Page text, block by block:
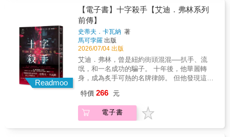
刻，非常完美而又結構完整的一套小說！不能
在搭公車時看，因為你會坐過站；不能在上班
時看，因為你會忘了工作；不能在夜裡看，因
為不知不覺間就天亮了。但絕對不能不看，錯
過它，再多的理由都不能原諒自己！ ──范立達
（新媒體從業員） 多重敘事線、多方人馬角
力、多面價值觀牴觸，作者置入活躍鮮明的人
物，放入緊張刺激的氛圍，塞入龐大壯闊的情
節，描繪著人類在瑞典特殊的歷史地位及社會
慢慢流淌而出的眼淚。 從《龍紋身的女孩》、
《玩火的女孩》至本書，感覺沒變，只是更有
氣魄。《直搗蜂窩的女孩》是一部由於繁複紛
演） 作者把一個具有叛逆個性，且對周遭、對
命運、對不公平待遇永不妥協的女孩刻畫得絲
絲入扣，讓讀者都不禁為她所受到的對待而義
憤填膺，更對她的復仇而大聲稱快！ ──范立達
（新媒體從業員） 她會永遠吸引你的目光，即
便你自知永遠看不到最深邃的地方。《龍紋身
的女孩》主角莎蘭德就是這樣的人……她讓你
無法袖手旁觀。 ──WC看看（台灣讀者） 拉森
塑造出的莎蘭德，也是殘酷現實與浪漫想像的
結合。她的遭遇顯示出公權力也有遭到濫用的
時刻，表現「異於常人」，就會承受許多來自
社會的誤解與壓迫，這導致她對公家單位與社
會採取一種堅決不信任的態度。然而莎蘭德卻
羅。 尼克失蹤後不久，他的合夥人也意外身
亡，自稱毫不知情的保羅眼看就要成為最大的
受益者。這下子，週四謀殺俱樂部非得查明尼
克的下落和那筆誘人財富的來龍去脈，才能確
定喬伊絲的寶貝女兒嫁的是善良風趣的靈魂伴
侶，還是暗藏心計的危險人物&hellip;&hellip;？
┤書評讚譽├ 「有著類似先前幾部作品的狡黠幽
默和驚悚懸疑元素：汽車炸彈、失蹤人口、可
能無法開啟的保險箱、冷酷無情的達官貴人、
高齡偵探們出色的辦案技能（儘管旁人因為年
內涵不只如此&hellip;&hellip;娛樂的情節當中埋
入的主題包括哀悼、失落、友情、家長與成年
子女重新磨合的關係、老年生活的苦澀。」
地找出是誰嘗試置他於死地，他從新郎與新娘
那邊聽說過週四謀殺俱樂部另類的查案手法，
於是找上他們求救。隔天，伊莉莎白帶著喬伊
絲前往尼克給的住家地址，卻發現那裡已被人
砸窗破門、翻箱倒櫃，尼克則不見人影。喬安
娜和保羅收到尼克傳的文字簡訊，但訊息中異
常的用字顯示背後疑似有他人冒充。 原來，尼
克經營機密資料儲存業務，他和合夥人曾經以
筆鉅款。他們兩人各有一組密碼，要同時輸
入，才能開啟儲存櫃拿到提取加密貨幣所需的
私鑰；若是其中一個人死亡，他們委託的律師
敗訴，他將徹底失去一切。 & 原生電子推理雜
誌《PUZZLE》主編冬陽、推理評論家余小
芳、故事革命創辦人李洛克、資深推理迷杜鵑
窩人、影視編劇黃彥樵、推理讀書人黃羅、
TNL Mediagene媒體集團內容長楊士範──重度
成癮推薦（依姓氏筆畫排序） 【艾迪．弗林系
列】得獎經歷 《不能贏的辯護》：英國犯罪作
家協會鐵匕首獎入圍、北愛爾蘭藝術委員會的
ACES文學獎、獲選亞馬遜2015年最優秀處女
作 《騙局》：極地干邑白蘭地國際小說獎 《騙
三位陪審員》：獲柴克斯頓年度老牌詭奇犯罪
小說獎 《紐約時報》夏季必讀書單首選、
《出版者週刊》2019夏日必讀選書、英國主流
Readmoo
【電子書】十字殺手【艾迪．弗林系列
前傳】
史蒂夫．卡瓦納 著
馬可孛羅 出版
2026/07/04 出版
艾迪．弗林，曾是紐約街頭混混──扒手、流
氓，和一名成功的騙子。 十年後，他華麗轉
身，成為炙手可熱的名牌律師。 但他發現這兩
美亞馬遜超過4.5星評價 英國驚悚小說天王李．
查德Ｘ美國頂級暢銷作家麥可．康納利 指名推
薦 英國犯罪作家學會金匕首獎得主 史蒂夫．
特價 266 元
電子書